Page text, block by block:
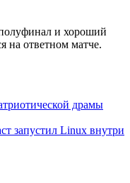
и хороший
на ответном матче.
драмы
запустил Linux внутри